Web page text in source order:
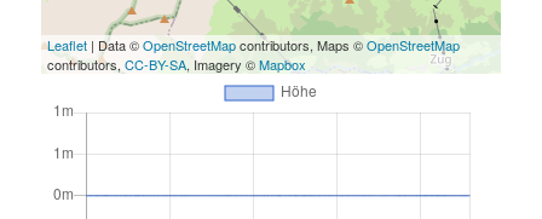
Leaflet | Data ©OpenStreetMapcontributors, Maps ©OpenStreetMap
contributors,CC-BY-SA, Imagery ©Mapbox